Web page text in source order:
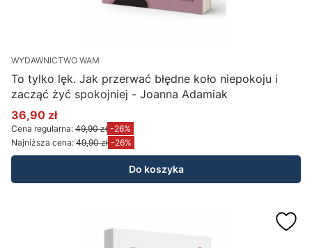
WYDAWNICTWO WAM
To tylko lęk. Jak przerwać błędne koło niepokoju i
zacząć żyć spokojniej - Joanna Adamiak
Cena promocyjna
36,90 zł
Cena regularna: 49,90 zł -26%
Najniższa cena: 49,90 zł -26%
Do koszyka